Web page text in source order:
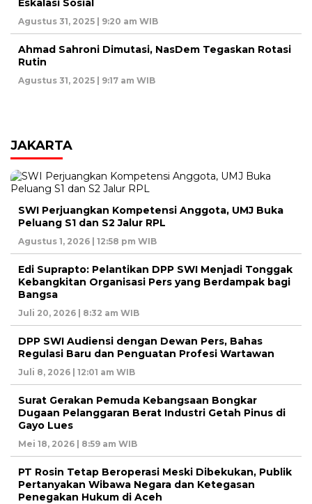
Eskalasi Sosial
Agustus 31, 2025 | 9:20 am WIB
Ahmad Sahroni Dimutasi, NasDem Tegaskan Rotasi
Rutin
Agustus 31, 2025 | 9:17 am WIB
JAKARTA
SWI Perjuangkan Kompetensi Anggota, UMJ Buka
Peluang S1 dan S2 Jalur RPL
Agustus 1, 2026 | 12:58 pm WIB
Edi Suprapto: Pelantikan DPP SWI Menjadi Tonggak
Kebangkitan Organisasi Pers yang Berdampak bagi
Bangsa
Juli 20, 2026 | 8:32 am WIB
DPP SWI Audiensi dengan Dewan Pers, Bahas
Regulasi Baru dan Penguatan Profesi Wartawan
Juli 8, 2026 | 12:01 am WIB
Surat Gerakan Pemuda Kebangsaan Bongkar
Dugaan Pelanggaran Berat Industri Getah Pinus di
Gayo Lues
Mei 18, 2026 | 8:59 am WIB
PT Rosin Tetap Beroperasi Meski Dibekukan, Publik
Pertanyakan Wibawa Negara dan Ketegasan
Penegakan Hukum di Aceh